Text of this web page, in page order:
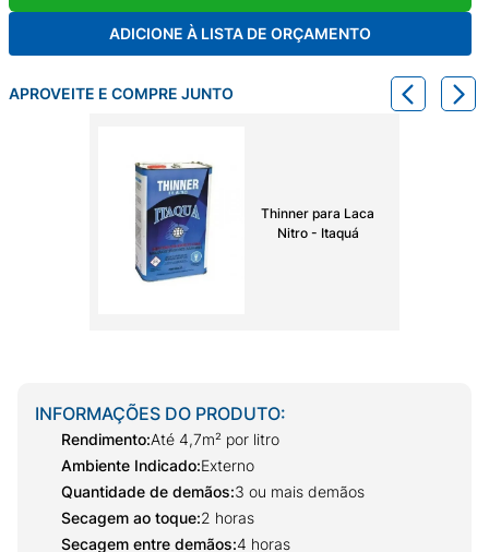
ADICIONE À LISTA DE ORÇAMENTO
APROVEITE E COMPRE JUNTO
Thinner para Laca
Nitro - Itaquá
INFORMAÇÕES DO PRODUTO:
Rendimento:Até 4,7m² por litro
Ambiente Indicado:Externo
Quantidade de demãos:3 ou mais demãos
Secagem ao toque:2 horas
Secagem entre demãos:4 horas